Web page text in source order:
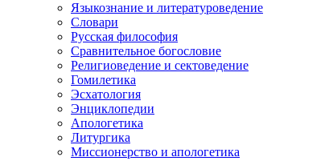
Языкознание и литературоведение
Словари
Русская философия
Сравнительное богословие
Религиоведение и сектоведение
Гомилетика
Эсхатология
Энциклопедии
Апологетика
Литургика
Миссионерство и апологетика